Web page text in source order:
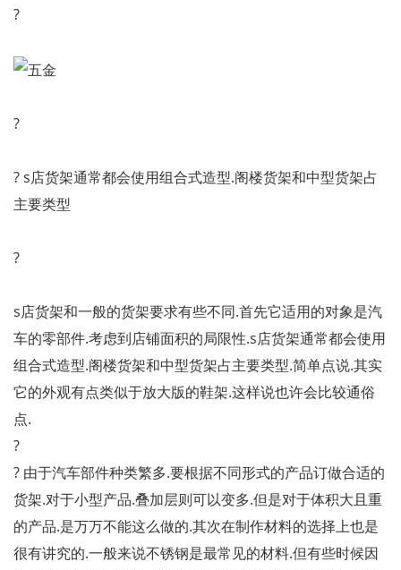
?
?
? s店货架通常都会使用组合式造型.阁楼货架和中型货架占
主要类型
?
s店货架和一般的货架要求有些不同.首先它适用的对象是汽
车的零部件.考虑到店铺面积的局限性.s店货架通常都会使用
组合式造型.阁楼货架和中型货架占主要类型.简单点说.其实
它的外观有点类似于放大版的鞋架.这样说也许会比较通俗
点.
?
? 由于汽车部件种类繁多.要根据不同形式的产品订做合适的
货架.对于小型产品.叠加层则可以变多.但是对于体积大且重
的产品.是万万不能这么做的.其次在制作材料的选择上也是
很有讲究的.一般来说不锈钢是最常见的材料.但有些时候因